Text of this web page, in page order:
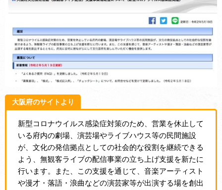
大阪府のサイトより
新型コロナウイルス感染症対策のため、営業を休止して
いる府内の劇場、演芸場やライブハウス等の民間施設
が、文化の発信拠点としての社会的な役割を継続できる
よう、無観客ライブの配信事業の立ち上げ支援を新たに
行います。また、この支援を通じて、音楽アーティスト
や漫才・落語・浪曲などの演芸家等が出演する場を創出